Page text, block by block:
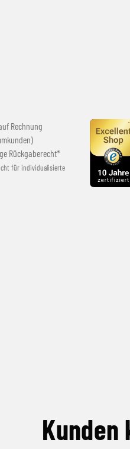
Rechnung
Rückgaberecht*
für individualisierte